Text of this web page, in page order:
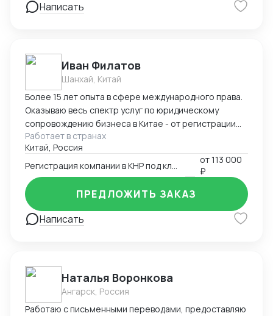
Написать
Иван Филатов
Шанхай, Китай
Более 15 лет опыта в сфере международного права.
Оказываю весь спектр услуг по юридическому
сопровождению бизнеса в Китае - от регистрации
компании с участием граждан России и получения
разрешения на работу, миграции бизнеса, открытия
счетов в местном банке, оформления приглашений
на въезд до взаимодействия с госорганами и
службами в Китае, проверки контрагентов до
подготовки и совершения сделок и абонентского
обслуживания бизнеса.
Работает в странах
Китай, Россия
от113 000
₽
Написать
ПРЕДЛОЖИТЬ ЗАКАЗ
Наталья Воронкова
Ангарск, Россия
Работаю с письменными переводами, предоставляю